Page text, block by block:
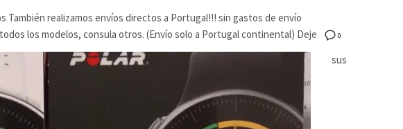
0
También realizamos envíos directos a Portugal!!! sin gastos de envío
los modelos, consula otros. (Envío solo a Portugal continental) Deje
sus